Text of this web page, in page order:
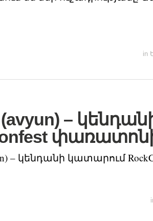
in
(avyun) –
– կենդանի կատարում